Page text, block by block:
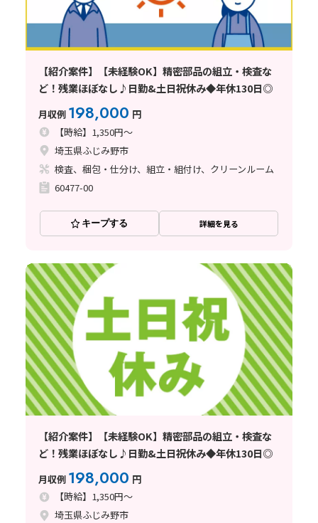
【紹介案件】【未経験OK】精密部品の組立・検査な
ど！残業ほぼなし♪日勤&土日祝休み◆年休130日◎
月収例 198,000 円
【時給】1,350円～
埼玉県ふじみ野市
検査、梱包・仕分け、組立・組付け、クリーンルーム
60477-00
キープする 詳細を見る
【紹介案件】【未経験OK】精密部品の組立・検査な
ど！残業ほぼなし♪日勤&土日祝休み◆年休130日◎
月収例 198,000 円
【時給】1,350円～
埼玉県ふじみ野市